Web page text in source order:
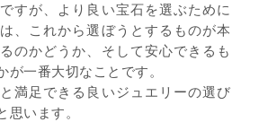
すが、より良い宝石を選ぶために
、これから選ぼうとするものが本
のかどうか、そして安心できるも
が一番大切なことです。
満足できる良いジュエリーの選び
思います。